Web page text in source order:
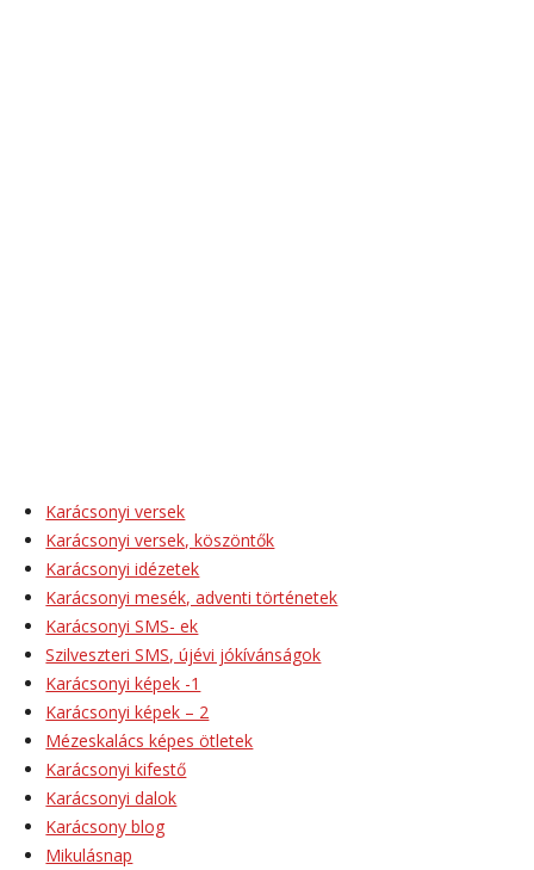
Karácsonyi versek
Karácsonyi versek, köszöntők
Karácsonyi idézetek
Karácsonyi mesék, adventi történetek
Karácsonyi SMS- ek
Szilveszteri SMS, újévi jókívánságok
Karácsonyi képek -1
Karácsonyi képek – 2
Mézeskalács képes ötletek
Karácsonyi kifestő
Karácsonyi dalok
Karácsony blog
Mikulásnap